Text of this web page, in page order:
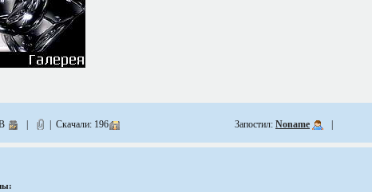
| | Скачали: 196 Запостил: Noname |